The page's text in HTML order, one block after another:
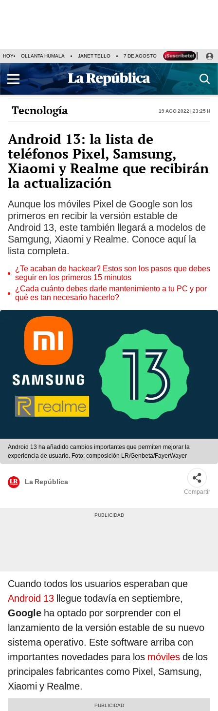
HOY OLLANTA HUMALA JANET TELLO 7 DE AGOSTO TINKA RESULTADOS
Tecnología 19 Ago 2022 | 23:25 h
Android 13: la lista de
teléfonos Pixel, Samsung,
Xiaomi y Realme que recibirán
la actualización
Aunque los móviles Pixel de Google son los
primeros en recibir la versión estable de
Android 13, este también llegará a modelos de
Samgung, Xiaomi y Realme. Conoce aquí la
lista completa.
¿Te acaban de hackear? Estos son los pasos que debes
seguir en los primeros 15 minutos
¿Cada cuánto debes darle mantenimiento a tu PC y por
qué es tan necesario hacerlo?
Android 13 ha añadido cambios importantes que permiten mejorar la
experiencia de usuario. Foto: composición LR/Genbeta/FayerWayer
La República
Compartir
Cuando todos los usuarios esperaban que
Android 13 llegue todavía en septiembre,
Google ha optado por sorprender con el
lanzamiento de la versión estable de su nuevo
sistema operativo. Este software arriba con
importantes novedades para los móviles de los
principales fabricantes como Pixel, Samsung,
Xiaomi y Realme.